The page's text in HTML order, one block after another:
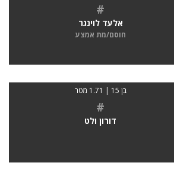
#
אלעד לוינגר
חוסם/מת אמצע
בן 15 | 1.71 מטר
#
דורון ולט